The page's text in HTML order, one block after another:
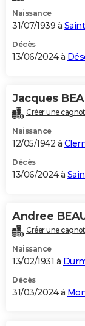
Naissance
31/07/1939 à
Décès
13/06/2024 à
Jacques
Créer une
Naissance
12/05/1942 à
Décès
13/06/2024 à
Andree
Créer une
Naissance
13/02/1931 à
Décès
31/03/2024 à